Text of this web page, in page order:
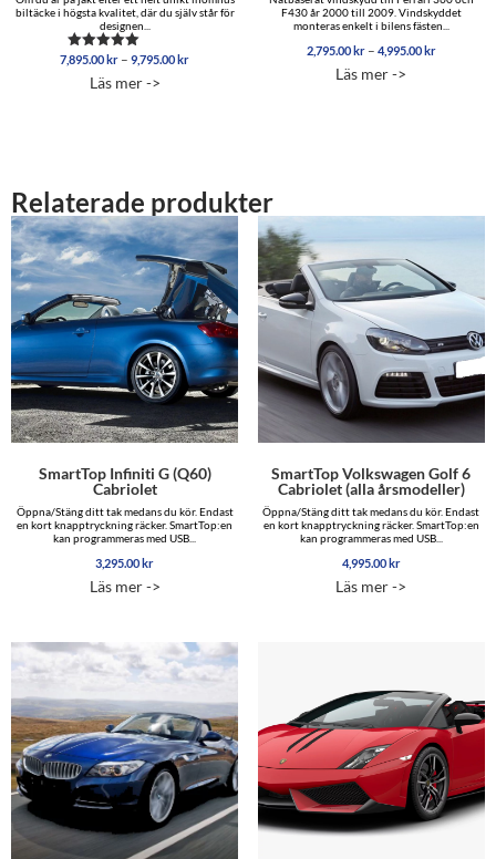
biltäcke i högsta kvalitet, där du själv står för
designen...
Betygsatt
av 5
7,895.00kr – 9,795.00krPrisintervall:
Läs mer ->
F430 år 2000 till 2009. Vindskyddet
monteras enkelt i bilens fästen...
2,795.00kr – 4,995.00kr
Läs mer ->
Relaterade produkter
SmartTop Infiniti G (Q60)
Cabriolet
Öppna/Stäng ditt tak medans du kör. Endast
en kort knapptryckning räcker. SmartTop:en
kan programmeras med USB...
3,295.00 kr
Läs mer ->
SmartTop Volkswagen Golf 6
Cabriolet (alla årsmodeller)
Öppna/Stäng ditt tak medans du kör. Endast
en kort knapptryckning räcker. SmartTop:en
kan programmeras med USB...
4,995.00 kr
Läs mer ->